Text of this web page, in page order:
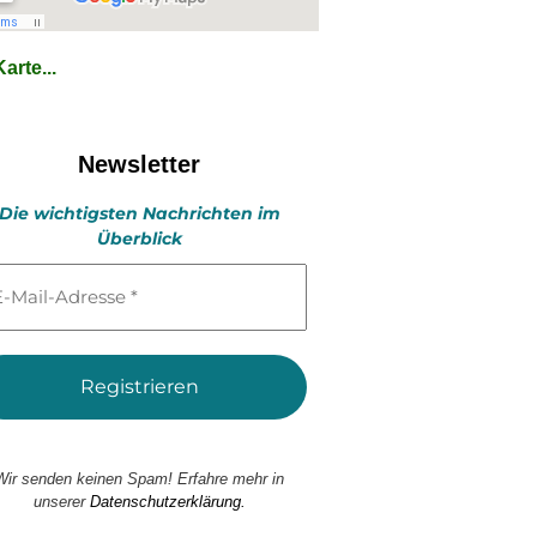
Newsletter
Die wichtigsten Nachrichten im
Überblick
senden keinen Spam! Erfahre mehr in
unserer Datenschutzerklärung.